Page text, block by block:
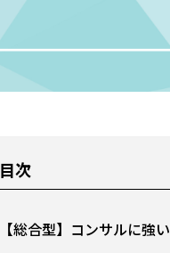
目次
【総合型】コンサルに強